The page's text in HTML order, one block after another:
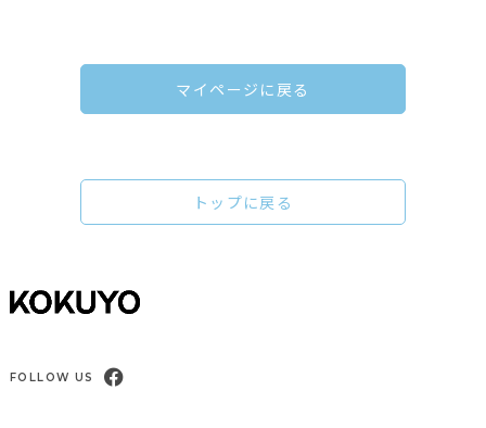
マイページに戻る
トップに戻る
FOLLOW US